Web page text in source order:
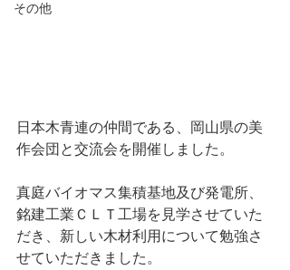
その他
日本木青連の仲間である、岡山県の美
作会団と交流会を開催しました。
真庭バイオマス集積基地及び発電所、
銘建工業ＣＬＴ工場を見学させていた
だき、新しい木材利用について勉強さ
せていただきました。